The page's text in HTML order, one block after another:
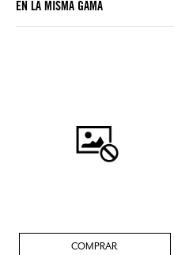
EN LA MISMA GAMA
COMPRAR